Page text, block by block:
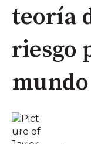
teoría
riesgo